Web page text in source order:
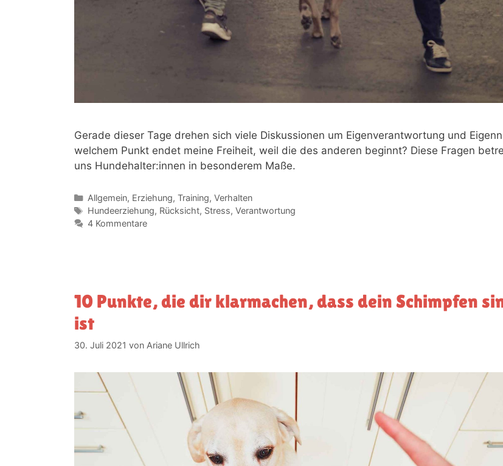
Gerade dieser Tage drehen sich viele Diskussionen um Eigenverantwortung und
welchem Punkt endet meine Freiheit, weil die des anderen beginnt? Diese Fragen
uns Hundehalter:innen in besonderem Maße.
Allgemein, Erziehung, Training, Verhalten
Hundeerziehung, Rücksicht, Stress, Verantwortung
4 Kommentare
10 Punkte, die dir klarmachen, dass dein Schimpfen
ist
30. Juli 2021 von Ariane Ullrich